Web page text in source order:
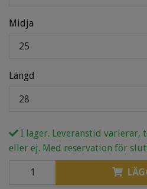
Midja
25
Längd
28
I lager. Leveranstid varierar,
eller ej. Med reservation för